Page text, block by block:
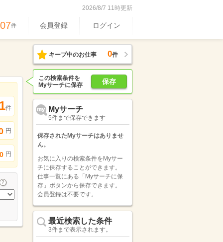
2026/8/7 11時更新
件 会員登録 ログイン
件
円
円
キープ中のお仕事 0件
保存
この検索条件を
Myサーチに保存
Myサーチ
5件まで保存できます
保存されたMyサーチはありませ
ん。
お気に入りの検索条件をMyサー
チに保存することができます。
仕事一覧にある「Myサーチに保
存」ボタンから保存できます。
会員登録は不要です。
最近検索した条件
3件まで表示されます。